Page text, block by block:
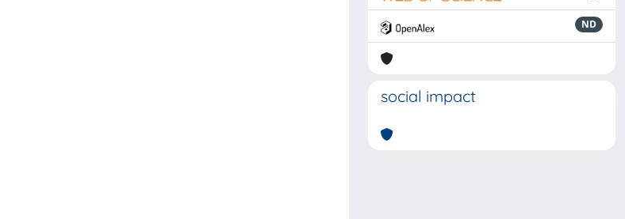
ND
social impact